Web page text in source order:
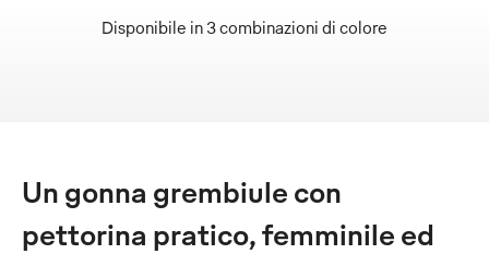
Disponibile in 3 combinazioni di colore
Un gonna grembiule con
pettorina pratico, femminile ed